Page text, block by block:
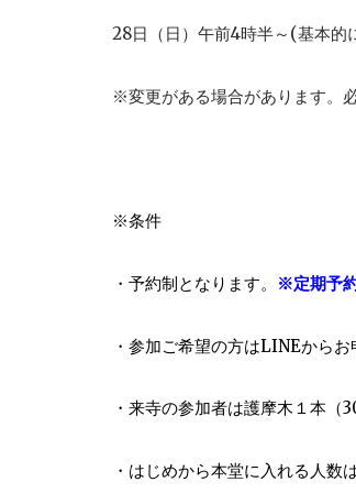
28日（日）午前4時半～(基本的
※変更がある場合があります。
※条件
・予約制となります。 ※定期予
・参加ご希望の方はLINEから
・来寺の参加者は護摩木１本（
・はじめから本堂に入れる人